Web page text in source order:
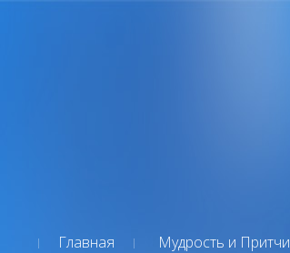
Главная Мудрость и Притчи